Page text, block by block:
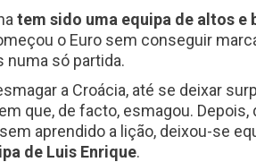
tem sido uma equipa de altos e
o Euro sem conseguir
numa só partida.
a Croácia, até se deixar
que, de facto, esmagou.
aprendido a lição, deixou-se
de Luis Enrique.